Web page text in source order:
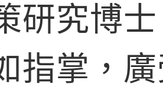
研究博
指掌，